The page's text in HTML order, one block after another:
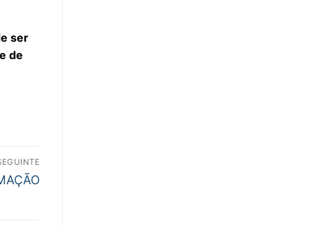
ser
de